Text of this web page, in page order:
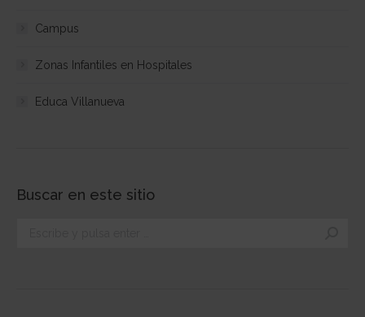
Campus
Zonas Infantiles en Hospitales
Educa Villanueva
Buscar en este sitio